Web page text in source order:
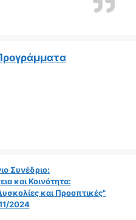
Συνέδριο:
και Κοινότητα:
και Προοπτικές"
2024